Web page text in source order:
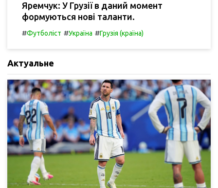
Яремчук: У Грузії в даний момент
формуються нові таланти.
#Футболіст #Україна #Грузія (країна)
Актуальне